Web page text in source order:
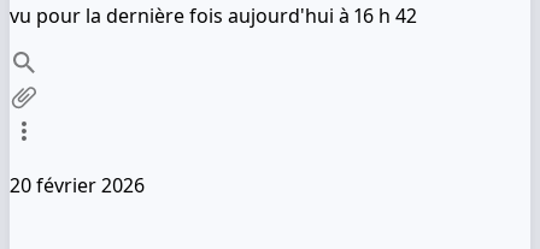
vu pour la dernière fois aujourd'hui à 16 h 42
20 février 2026